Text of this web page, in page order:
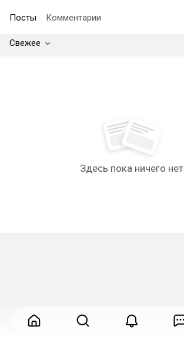
Посты Комментарии
Свежее
Здесь пока ничего нет